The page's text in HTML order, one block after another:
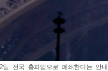
전국 총파업으로 폐쇄한다는 안